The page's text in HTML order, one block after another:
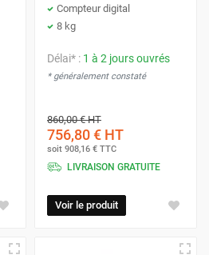
Compteur digital
8 kg
Délai* : 1 à 2 jours ouvrés
* généralement constaté
860,00 €HT
756,80 € HT
soit 908,16 € TTC
LIVRAISON GRATUITE
Voir le produit